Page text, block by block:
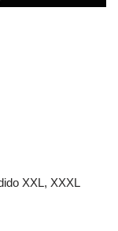
XXL, XXXL